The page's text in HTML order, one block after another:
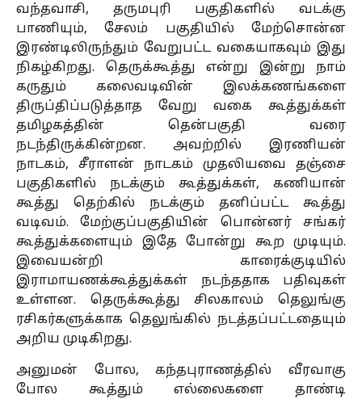
வந்தவாசி, தருமபுரி பகுதிகளில் வடக்கு
பாணியும், சேலம் பகுதியில் மேற்சொன்ன
இரண்டிலிருந்தும் வேறுபட்ட வகையாகவும் இது
நிகழ்கிறது. தெருக்கூத்து என்று இன்று நாம்
கருதும் கலைவடிவின் இலக்கணங்களை
திருப்திப்படுத்தாத வேறு வகை கூத்துக்கள்
தமிழகத்தின் தென்பகுதி வரை
நடந்திருக்கின்றன. அவற்றில் இரணியன்
நாடகம், சீராளன் நாடகம் முதலியவை தஞ்சை
பகுதிகளில் நடக்கும் கூத்துக்கள், கணியான்
கூத்து தெற்கில் நடக்கும் தனிப்பட்ட கூத்து
வடிவம். மேற்குப்பகுதியின் பொன்னர் சங்கர்
கூத்துக்களையும் இதே போன்று கூற முடியும்.
இவையன்றி காரைக்குடியில்
இராமாயணக்கூத்துக்கள் நடந்ததாக பதிவுகள்
உள்ளன. தெருக்கூத்து சிலகாலம் தெலுங்கு
ரசிகர்களுக்காக தெலுங்கில் நடத்தப்பட்டதையும்
அறிய முடிகிறது.
அனுமன் போல, கந்தபுராணத்தில் வீரவாகு
போல கூத்தும் எல்லைகளை தாண்டி